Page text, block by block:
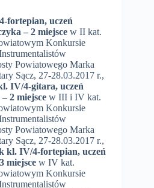
fortepian, uczeń
– 2 miejsce w II kat.
Konkursie
Powiatowego Marka
Sącz, 27-28.03.2017 r.,
IV/4-gitara, uczeń
2 miejsce w III i IV kat.
Konkursie
Powiatowego Marka
Sącz, 27-28.03.2017 r.,
kl. IV/4-fortepian, uczeń
miejsce w IV kat.
Konkursie